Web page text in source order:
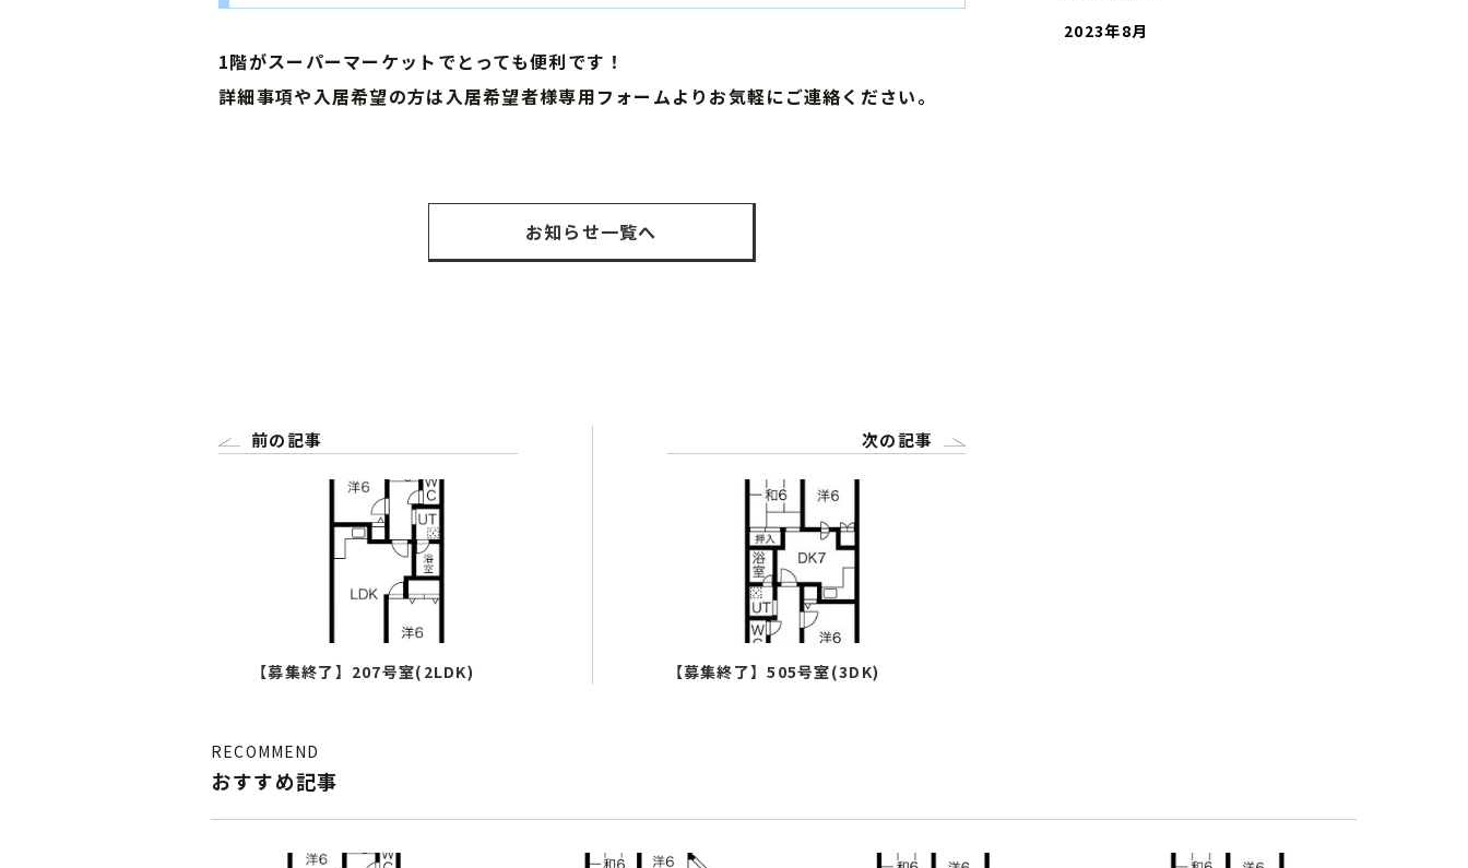
1階がスーパーマーケットでとっても便利です！
詳細事項や入居希望の方は入居希望者様専用フォームよりお気軽にご連絡ください。
お知らせ一覧へ
前の記事
【募集終了】207号室(2LDK)
次の記事
【募集終了】505号室(3DK)
2023年8月
RECOMMEND
おすすめ記事